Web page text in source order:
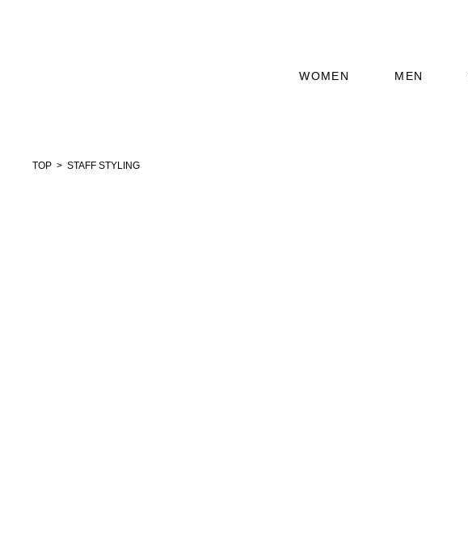
WOMEN MEN
TOP STAFF STYLING